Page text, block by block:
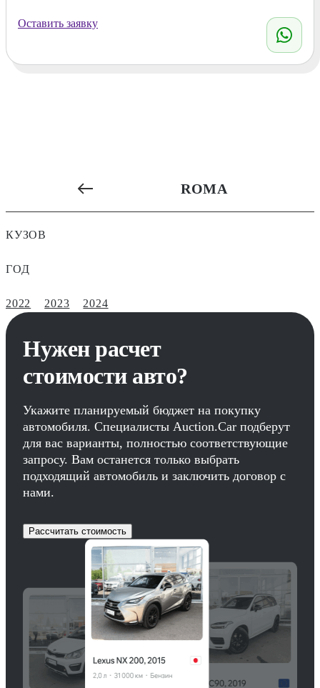
Оставить заявку
ROMA
КУЗОВ
ГОД
2022 2023 2024
Нужен расчет
стоимости авто?
Укажите планируемый бюджет на покупку
автомобиля. Специалисты Auction.Car подберут
для вас варианты, полностью соответствующие
запросу. Вам останется только выбрать
подходящий автомобиль и заключить договор с
нами.
Рассчитать стоимость